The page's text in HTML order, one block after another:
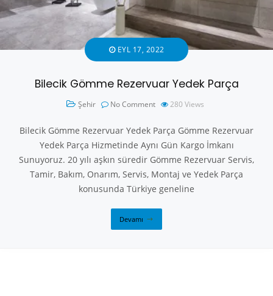
EYL 17, 2022
Bilecik Gömme Rezervuar Yedek Parça
Şehir No Comment 280 Views
Bilecik Gömme Rezervuar Yedek Parça Gömme Rezervuar
Yedek Parça Hizmetinde Aynı Gün Kargo İmkanı
Sunuyoruz. 20 yılı aşkın süredir Gömme Rezervuar Servis,
Tamir, Bakım, Onarım, Servis, Montaj ve Yedek Parça
konusunda Türkiye geneline
Devamı